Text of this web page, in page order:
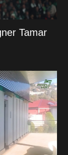
Tamar